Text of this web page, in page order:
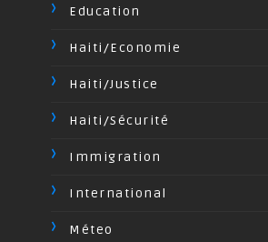
Education
Haiti/Economie
Haiti/Justice
Haiti/Sécurité
Immigration
International
Méteo